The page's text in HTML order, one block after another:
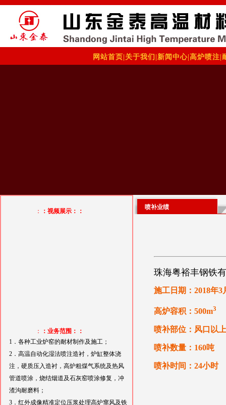
网站首页 关于我们 新闻中心 高炉喷注
： ：视频展示：：
：
：业务范围：：
1．各种工业炉窑的耐材制作及施工；
2．高温自动化湿法喷注造衬，炉缸整体浇
注，硬质压入造衬，高炉粗煤气系统及热风
管道喷涂，烧结烟道及石灰窑喷涂修复，冲
渣沟耐磨料；
3．红外成像精准定位压浆处理高炉窜风及铁
喷补业绩
珠海粤裕丰钢铁
施工日期：2018年3
高炉容积：500m3
喷补部位：风口以
喷补数量：160吨
喷补时间：24小时